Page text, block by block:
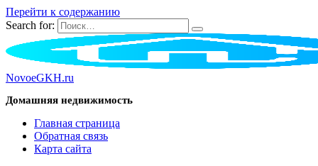
Перейти к содержанию
Search for:
NovoeGKH.ru
Домашняя недвижимость
Главная страница
Обратная связь
Карта сайта